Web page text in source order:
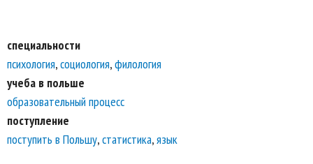
специальности
психология,социология,филология
учеба в польше
образовательный процесс
поступление
поступить в Польшу,статистика,язык